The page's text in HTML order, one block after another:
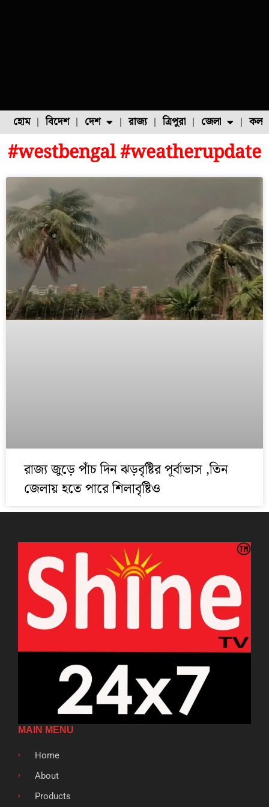
হোম বিদেশ দেশ
ফুল চাষ ফল চাষ মাছ চাষ পোল্ট্রি চাষ
রাজ্য ত্রিপুরা জেলা
উত্তর ২৪ পরগনা
#westbengal #weatherupdate
রাজ্য জুড়ে পাঁচ দিন ঝড়বৃষ্টির পূর্বাভাস ,তিন
জেলায় হতে পারে শিলাবৃষ্টিও
MAIN MENU
Home
About
Products